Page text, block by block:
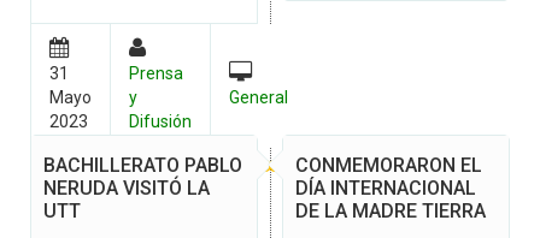
31
Mayo
2023
Prensa
y
Difusión
General
BACHILLERATO PABLO
NERUDA VISITÓ LA
UTT
CONMEMORARON EL
DÍA INTERNACIONAL
DE LA MADRE TIERRA